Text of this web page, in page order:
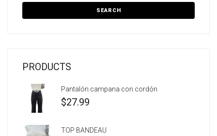
SEARCH
PRODUCTS
Pantalón campana con cordón
$27.99
TOP BANDEAU